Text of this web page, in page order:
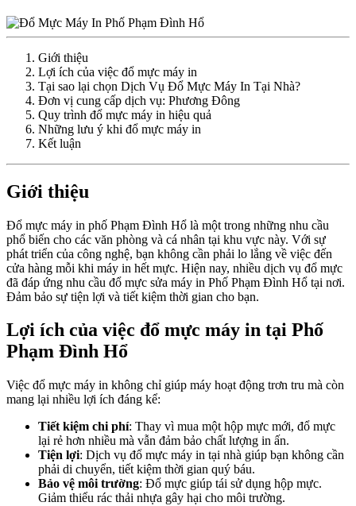
Giới thiệu
Lợi ích của việc đổ mực máy in
Tại sao lại chọn Dịch Vụ Đổ Mực Máy In Tại Nhà?
Đơn vị cung cấp dịch vụ: Phương Đông
Quy trình đổ mực máy in hiệu quả
Những lưu ý khi đổ mực máy in
Kết luận
Giới thiệu
Đổ mực máy in phố Phạm Đình Hổ là một trong những nhu cầu
phổ biến cho các văn phòng và cá nhân tại khu vực này. Với sự
phát triển của công nghệ, bạn không cần phải lo lắng về việc đến
cửa hàng mỗi khi máy in hết mực. Hiện nay, nhiều dịch vụ đổ mực
đã đáp ứng nhu cầu đổ mực sửa máy in Phố Phạm Đình Hổ tại nơi.
Đảm bảo sự tiện lợi và tiết kiệm thời gian cho bạn.
Lợi ích của việc đổ mực máy in tại Phố
Phạm Đình Hổ
Việc đổ mực máy in không chỉ giúp máy hoạt động trơn tru mà còn
mang lại nhiều lợi ích đáng kể:
Tiết kiệm chi phí: Thay vì mua một hộp mực mới, đổ mực
lại rẻ hơn nhiều mà vẫn đảm bảo chất lượng in ấn.
Tiện lợi: Dịch vụ đổ mực máy in tại nhà giúp bạn không cần
phải di chuyển, tiết kiệm thời gian quý báu.
Bảo vệ môi trường: Đổ mực giúp tái sử dụng hộp mực.
Giảm thiểu rác thải nhựa gây hại cho môi trường.